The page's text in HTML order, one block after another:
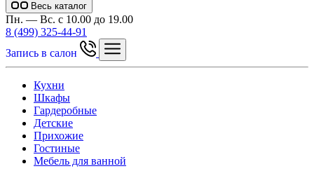
Весь каталог
Пн. — Вс. с 10.00 до 19.00
8 (499) 325-44-91
Запись в салон
Кухни
Шкафы
Гардеробные
Детские
Прихожие
Гостиные
Мебель для ванной